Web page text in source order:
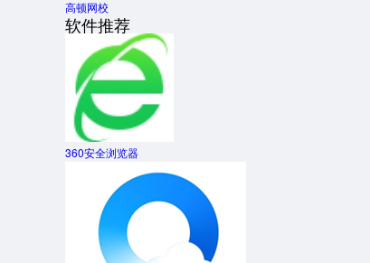
高顿网校
软件推荐
360安全浏览器